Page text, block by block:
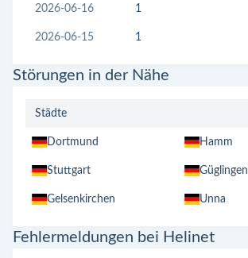
2026-06-16 1
2026-06-15 1
Störungen in der Nähe
Städte
Dortmund Hamm
Stuttgart Güglingen
Gelsenkirchen Unna
Fehlermeldungen bei Helinet